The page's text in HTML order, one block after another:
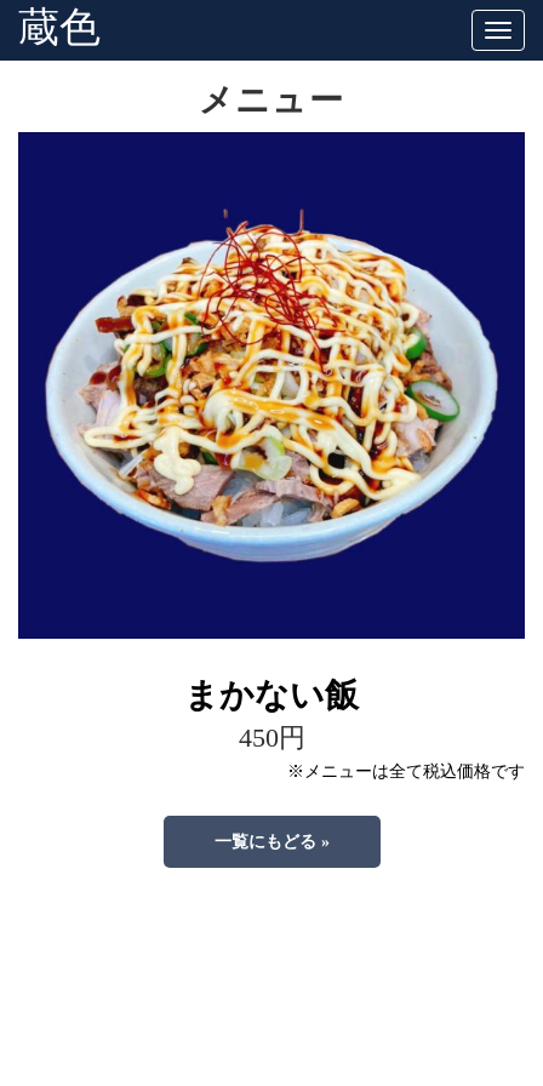
蔵色
メニュー
まかない飯
450円
※メニューは全て税込価格です
一覧にもどる »